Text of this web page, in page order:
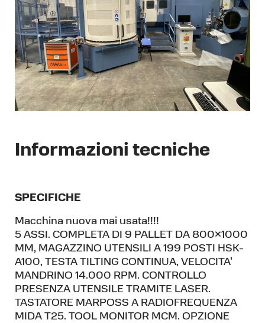
Informazioni tecniche
SPECIFICHE
Macchina nuova mai usata!!!!
5 ASSI. COMPLETA DI 9 PALLET DA 800×1000
MM, MAGAZZINO UTENSILI A 199 POSTI HSK-
A100, TESTA TILTING CONTINUA, VELOCITA’
MANDRINO 14.000 RPM. CONTROLLO
PRESENZA UTENSILE TRAMITE LASER.
TASTATORE MARPOSS A RADIOFREQUENZA
MIDA T25. TOOL MONITOR MCM. OPZIONE